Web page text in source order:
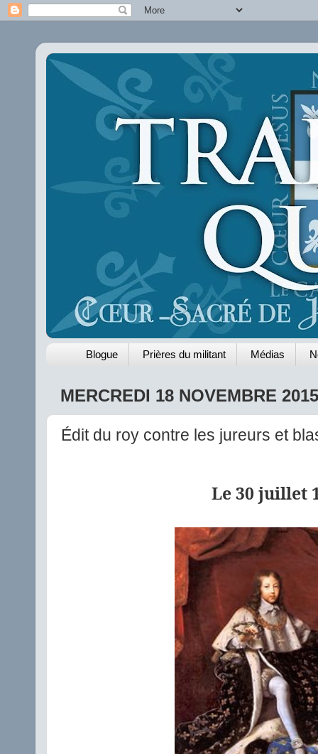
Blogue Prières du militant Médias
MERCREDI 18 NOVEMBRE 2015
Édit du roy contre les jureurs et
Le 30 juillet